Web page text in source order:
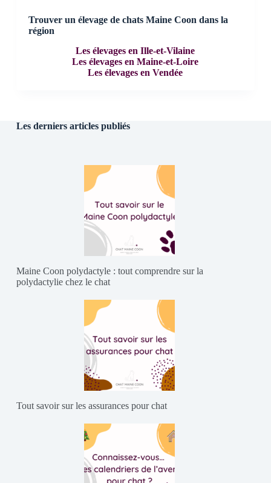
Trouver un élevage de chats Maine Coon dans la
région
Les élevages en Ille-et-Vilaine
Les élevages en Maine-et-Loire
Les élevages en Vendée
Les derniers articles publiés
Maine Coon polydactyle : tout comprendre sur la
polydactylie chez le chat
Tout savoir sur les assurances pour chat